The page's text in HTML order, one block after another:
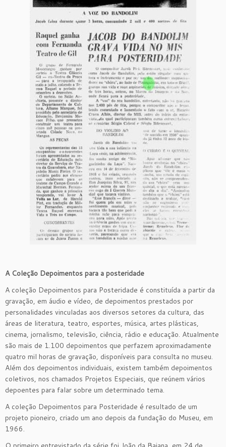
A Coleção Depoimentos para a posteridade
A coleção Depoimentos para Posteridade é constituída a partir da
gravação, em áudio e vídeo, de depoimentos prestados por
personalidades vinculadas aos diversos setores da cultura, das
áreas de literatura, teatro, esportes, música, artes plásticas,
cinema, jornalismo, televisão, ciência, rádio e educação. Atualmente
são mais de 1.100 depoimentos que perfazem aproximadamente
quatro mil horas de gravação, disponíveis para consulta no museu.
Além dos depoimentos individuais, existem também depoimentos
coletivos, nos chamados Projetos Especiais, que reúnem vários
depoentes para falar sobre um determinado tema.
A coleção Depoimentos para Posteridade é resultado de um
projeto pioneiro, criado um ano depois da fundação do Museu, em
1966.